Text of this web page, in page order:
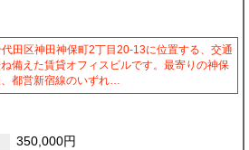
田区神田神保町2丁目20-13に位置する、交通
備えた賃貸オフィスビルです。最寄りの神保
都営新宿線のいずれ…
350,000円